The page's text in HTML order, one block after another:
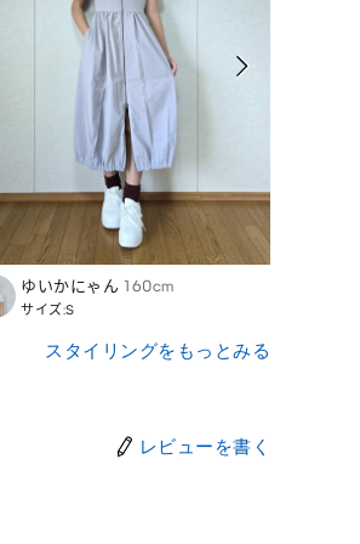
ゆいかにゃん 160cm
サイズ:S
スタイリングをもっとみる
レビューを書く